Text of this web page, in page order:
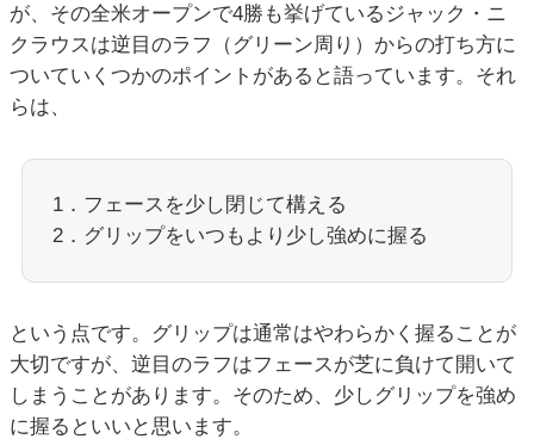
が、その全米オープンで4勝も挙げているジャック・ニ
クラウスは逆目のラフ（グリーン周り）からの打ち方に
ついていくつかのポイントがあると語っています。それ
らは、
1．フェースを少し閉じて構える
2．グリップをいつもより少し強めに握る
という点です。グリップは通常はやわらかく握ることが
大切ですが、逆目のラフはフェースが芝に負けて開いて
しまうことがあります。そのため、少しグリップを強め
に握るといいと思います。